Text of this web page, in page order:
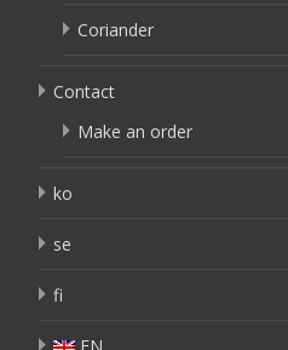
Coriander
Contact
Make an order
ko
se
fi